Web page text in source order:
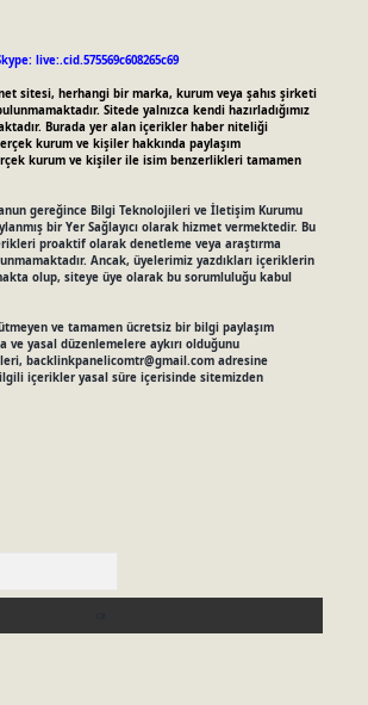
live:.cid.575569c608265c69
sitesi, herhangi bir marka, kurum veya şahıs şirketi
Sitede yalnızca kendi hazırladığımız
Burada yer alan içerikler haber niteliği
kurum ve kişiler hakkında paylaşım
kurum ve kişiler ile isim benzerlikleri tamamen
gereğince Bilgi Teknolojileri ve İletişim Kurumu
bir Yer Sağlayıcı olarak hizmet vermektedir. Bu
proaktif olarak denetleme veya araştırma
Ancak, üyelerimiz yazdıkları içeriklerin
olup, siteye üye olarak bu sorumluluğu kabul
ve tamamen ücretsiz bir bilgi paylaşım
ve yasal düzenlemelere aykırı olduğunu
backlinkpanelicomtr@gmail.comadresine
içerikler yasal süre içerisinde sitemizden